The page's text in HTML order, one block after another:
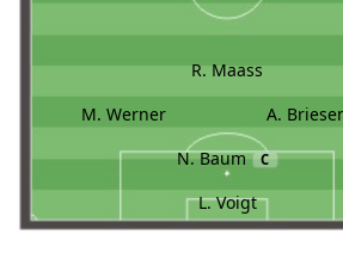
R. Maass
M. Werner
A.
N. Baum
C
L. Voigt